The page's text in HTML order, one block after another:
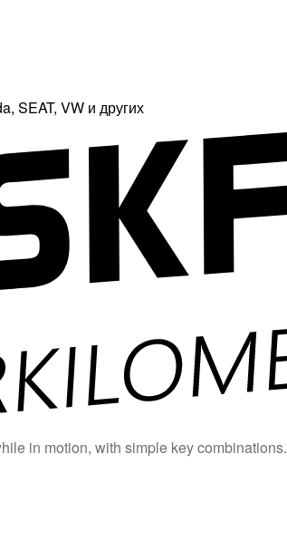
SEAT, VW и других
in motion, with simple key combinations.